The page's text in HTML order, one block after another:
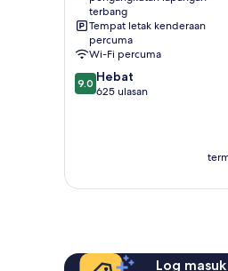
terbang
Tempat letak kenderaan
percuma
Wi-Fi percuma
9.0
daripada
9.0 Hebat
625 ulasan
Log